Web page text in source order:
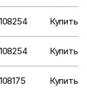
108254 Купить
108254 Купить
108175 Купить